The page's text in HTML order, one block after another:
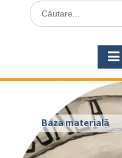
Search
for:
Baza materială